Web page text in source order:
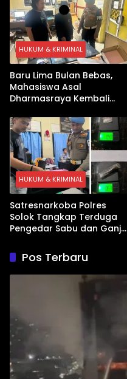
HUKUM & KRIMINAL
Baru Lima Bulan Bebas,
Mahasiswa Asal
Dharmasraya Kembali
HUKUM & KRIMINAL
Satresnarkoba Polres
Solok Tangkap Terduga
Pengedar Sabu dan Ganja
Pos Terbaru